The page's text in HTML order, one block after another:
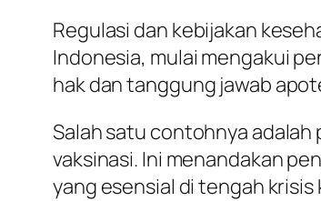
Regulasi dan kebijakan
Indonesia, mulai mengakui
hak dan tanggung jawab
Salah satu contohnya
vaksinasi. Ini menandakan
yang esensial di tengah